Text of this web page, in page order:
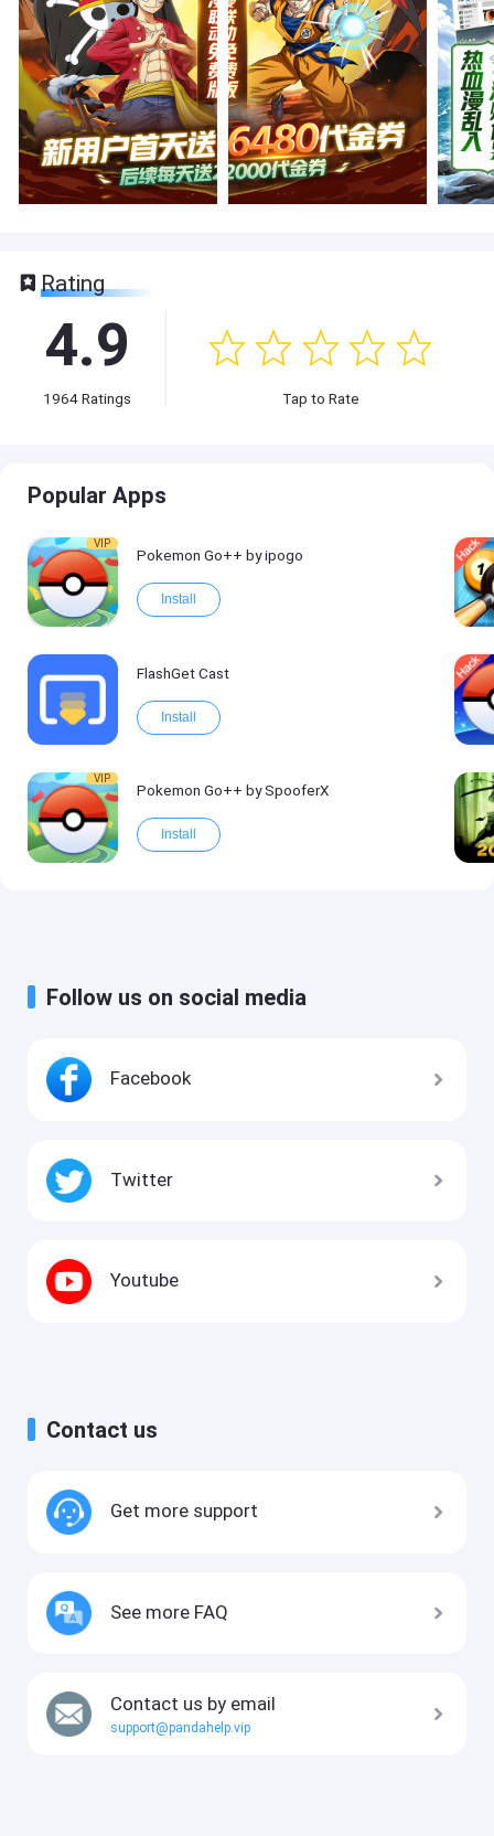
Rating
4.9
1964Ratings Tap to Rate
Popular Apps
VIP
Pokemon Go++ by ipogo
Install
FlashGet Cast
Install
VIP
Pokemon Go++ by SpooferX
Install
Follow us on social media
Facebook
Twitter
Youtube
Contact us
Get more support
See more FAQ
Contact us by email
support@pandahelp.vip